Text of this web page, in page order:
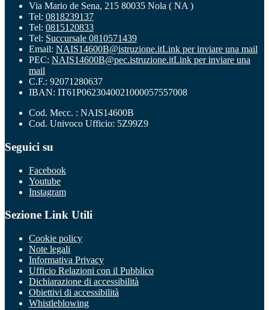
Via Mario de Sena, 215 80035 Nola ( NA )
Tel: 0818239137
Tel: 0815120833
Tel: Succursale 0810571439
Email: NAIS14600B@istruzione.itLink per inviare una mail
PEC: NAIS14600B@pec.istruzione.itLink per inviare una
mail
C.F.: 92071280637
IBAN: IT61P0623040021000057557008
Cod. Mecc. : NAIS14600B
Cod. Univoco Ufficio: 5Z99Z9
Seguici su
Facebook
Youtube
Instagram
Sezione Link Utili
Cookie policy
Note legali
Informativa Privacy
Ufficio Relazioni con il Pubblico
Dichiarazione di accessibilità
Obiettivi di accessibilità
Whistleblowing